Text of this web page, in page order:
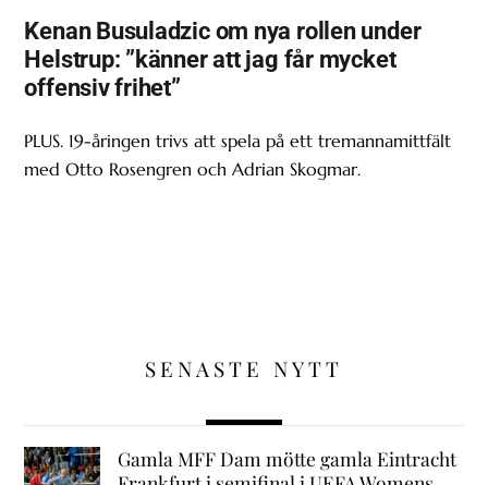
Kenan Busuladzic om nya rollen under
Helstrup: ”känner att jag får mycket
offensiv frihet”
PLUS. 19-åringen trivs att spela på ett tremannamittfält
med Otto Rosengren och Adrian Skogmar.
SENASTE NYTT
Gamla MFF Dam mötte gamla Eintracht